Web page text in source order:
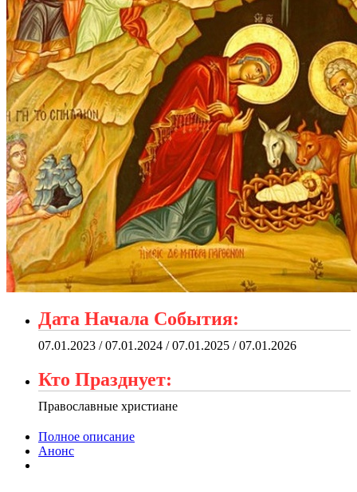
Дата Начала События:
07.01.2023 / 07.01.2024 / 07.01.2025 / 07.01.2026
Кто Празднует:
Православные христиане
Полное описание
Анонс